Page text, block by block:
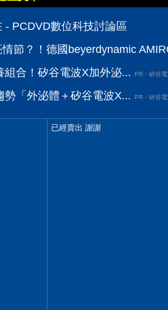
- PCDVD數位科技討論區
節？！德國beyerdynamic
組合！矽谷電波X加外泌...
PR・矽谷
勢「外泌體＋矽谷電波X... PR・矽谷
已經賣出 謝謝